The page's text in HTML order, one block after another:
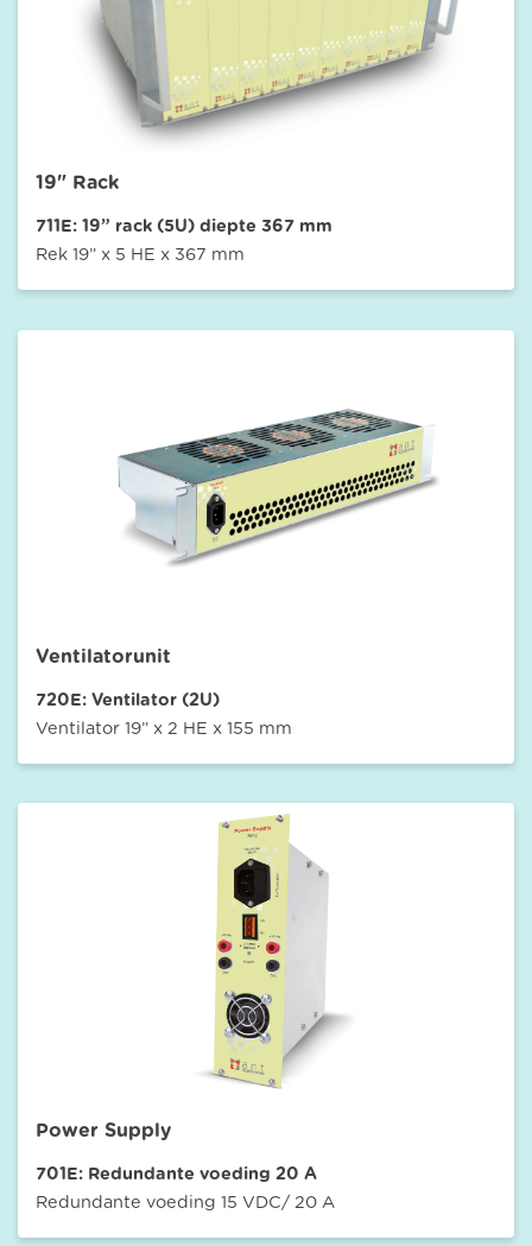
19" Rack
711E: 19” rack (5U) diepte 367 mm
Rek 19” x 5 HE x 367 mm
Ventilatorunit
720E: Ventilator (2U)
Ventilator 19” x 2 HE x 155 mm
Power Supply
701E: Redundante voeding 20 A
Redundante voeding 15 VDC/ 20 A